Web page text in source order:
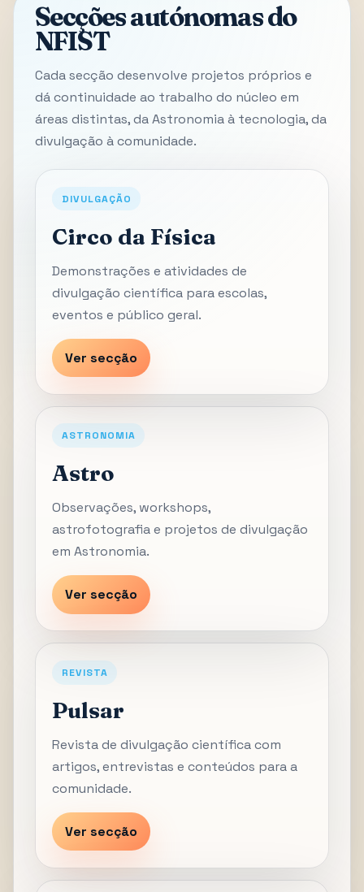
Secções autónomas do
NFIST
Cada secção desenvolve projetos próprios e
dá continuidade ao trabalho do núcleo em
áreas distintas, da Astronomia à tecnologia, da
divulgação à comunidade.
DIVULGAÇÃO
Circo da Física
Demonstrações e atividades de
divulgação científica para escolas,
eventos e público geral.
Ver secção
ASTRONOMIA
Astro
Observações, workshops,
astrofotografia e projetos de divulgação
em Astronomia.
Ver secção
REVISTA
Pulsar
Revista de divulgação científica com
artigos, entrevistas e conteúdos para a
comunidade.
Ver secção